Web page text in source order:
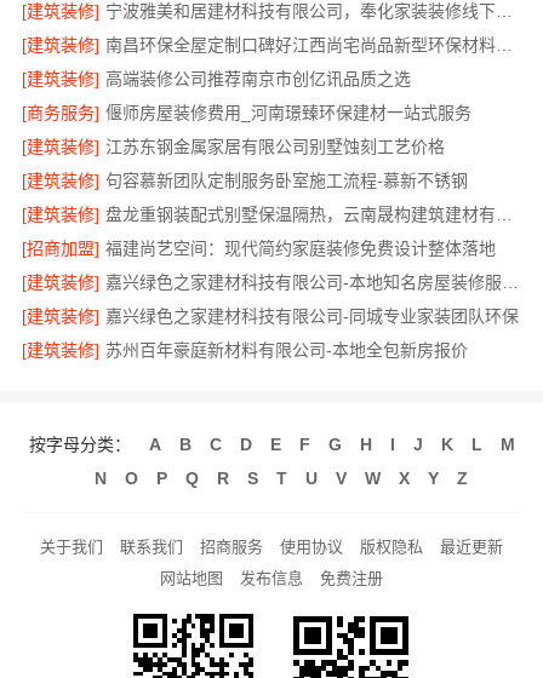
[建筑装修]
宁波雅美和居建材科技有限公司，奉化家装装修线下门店地址
[建筑装修]
南昌环保全屋定制口碑好江西尚宅尚品新型环保材料有限公司
[建筑装修] 高端装修公司推荐南京市创亿讯品质之选
[商务服务] 偃师房屋装修费用_河南璟臻环保建材一站式服务
[建筑装修] 江苏东钢金属家居有限公司别墅蚀刻工艺价格
[建筑装修] 句容慕新团队定制服务卧室施工流程-慕新不锈钢
[建筑装修]
[招商加盟] 福建尚艺空间：现代简约家庭装修免费设计整体落地
[建筑装修]
[建筑装修] 嘉兴绿色之家建材科技有限公司-同城专业家装团队环保
[建筑装修] 苏州百年豪庭新材料有限公司-本地全包新房报价
按字母分类： A B C D E F G H I J K L
M
N
O P Q R S T U V W X Y Z
关于我们 联系我们 招商服务 使用协议 版权隐私
最近更新
网站地图
发布信息 免费注册